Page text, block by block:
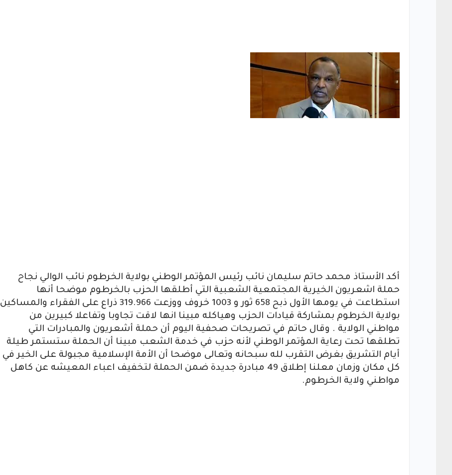
أكد الأستاذ محمد حاتم سليمان نائب رئيس المؤتمر الوطني بولاية الخرطوم نائب الوالي نجاح
حملة اشعريون الخيرية المجتمعية الشعبية التي أطلقها الحزب بالخرطوم موضحا أنها
استطاعت في يومها الأول ذبح 658 ثور و 1003 خروف ووزعت 319.966 ذراع على الفقراء والمساكين
بولاية الخرطوم بمشاركة قيادات الحزب وهياكله مبينا انها لاقت تجاوبا وتفاعلا كبيرين من
مواطني الولاية . وقال حاتم في تصريحات صحفية اليوم أن حملة أشعريون والمبادرات التي
تطلقها تحت رعاية المؤتمر الوطني لأنه حزب في خدمة الشعب مبينا أن الحملة ستستمر طيلة
أيام التشريق بغرض التقرب لله سبحانه وتعالى موضحا أن الأمة الإسلامية مجبولة على الخير في
كل مكان وزمان معلنا إطلاق 49 مبادرة جديدة ضمن الحملة لتخفيف اعباء المعيشه عن كاهل
مواطني ولاية الخرطوم.